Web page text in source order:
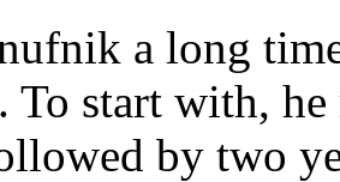
a long
To start with,
by two